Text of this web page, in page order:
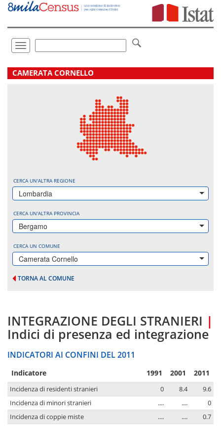
Vai
direttamente
Toggle
navigation
.
CAMERATA CORNELLO
CERCA UN'ALTRA REGIONE
Lombardia
CERCA UN'ALTRA PROVINCIA
Bergamo
CERCA UN COMUNE
Camerata Cornello
TORNA AL COMUNE
INTEGRAZIONE DEGLI STRANIERI |
Indici di presenza ed integrazione
INDICATORI AI CONFINI DEL 2011
Indicatore 1991 2001 2011
Incidenza di residenti stranieri 0 8.4
9.6
Incidenza di minori stranieri
.... ....
0
Incidenza di coppie miste
.... ....
0.7